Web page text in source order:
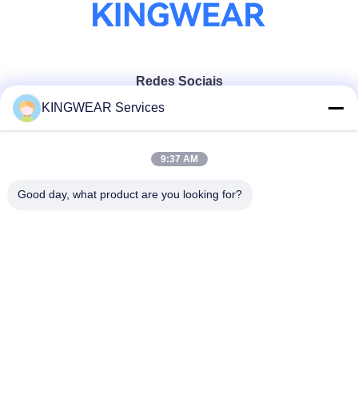
Redes Sociais
Contato rápido
KINGWEAR Services
9:37 AM
Good day, what product are you looking for?